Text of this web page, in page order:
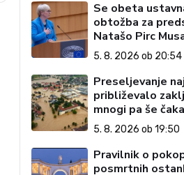
Se obeta
obtožba za
Natašo Pirc
5. 8. 2026 ob 20:54
Preseljevanje
približevalo
mnogi pa še
domove
5. 8. 2026 ob 19:50
Pravilnik o
posmrtnih